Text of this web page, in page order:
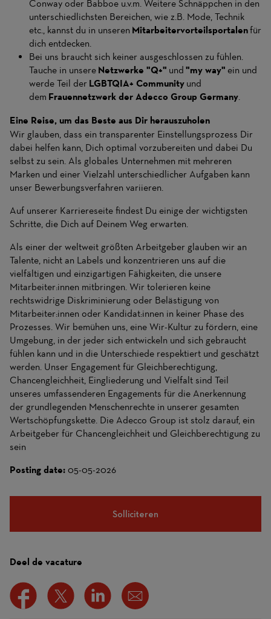
Conway oder Babboe u.v.m. Weitere Schnäppchen in den
unterschiedlichsten Bereichen, wie z.B. Mode, Technik
etc., kannst du in unseren Mitarbeitervorteilsportalenfür
dich entdecken.
Bei uns braucht sich keiner ausgeschlossen zu fühlen.
Tauche in unsere Netzwerke "Q+" und "my way" ein und
werde Teil der LGBTQIA+ Community und
dem Frauennetzwerk der Adecco Group Germany.
Eine Reise, um das Beste aus Dir herauszuholen
Wir glauben, dass ein transparenter Einstellungsprozess Dir
dabei helfen kann, Dich optimal vorzubereiten und dabei Du
selbst zu sein. Als globales Unternehmen mit mehreren
Marken und einer Vielzahl unterschiedlicher Aufgaben kann
unser Bewerbungsverfahren variieren.
Auf unserer Karriereseite findest Du einige der wichtigsten
Schritte, die Dich auf Deinem Weg erwarten.
Als einer der weltweit größten Arbeitgeber glauben wir an
Talente, nicht an Labels und konzentrieren uns auf die
vielfältigen und einzigartigen Fähigkeiten, die unsere
Mitarbeiter:innen mitbringen. Wir tolerieren keine
rechtswidrige Diskriminierung oder Belästigung von
Mitarbeiter:innen oder Kandidat:innen in keiner Phase des
Prozesses. Wir bemühen uns, eine Wir-Kultur zu fördern, eine
Umgebung, in der jeder sich entwickeln und sich gebraucht
fühlen kann und in die Unterschiede respektiert und geschätzt
werden. Unser Engagement für Gleichberechtigung,
Chancengleichheit, Eingliederung und Vielfalt sind Teil
unseres umfassenderen Engagements für die Anerkennung
der grundlegenden Menschenrechte in unserer gesamten
Wertschöpfungskette. Die Adecco Group ist stolz darauf, ein
Arbeitgeber für Chancengleichheit und Gleichberechtigung zu
sein
Posting date: 05-05-2026
Solliciteren
Deel de vacature